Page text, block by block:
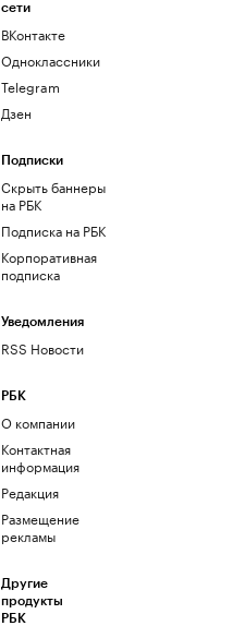
сети
ВКонтакте
Одноклассники
Telegram
Дзен
Подписки
Скрыть баннеры
на РБК
Подписка на РБК
Корпоративная
подписка
Уведомления
RSS Новости
РБК
О компании
Контактная
информация
Редакция
Размещение
рекламы
Другие
продукты
РБК